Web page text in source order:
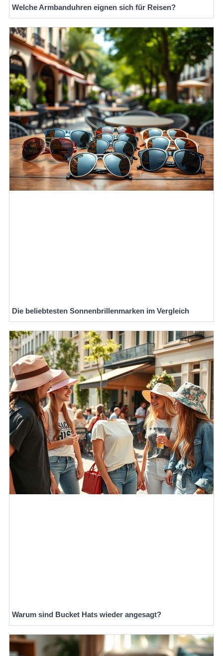
Welche Armbanduhren eignen sich für Reisen?
Die beliebtesten Sonnenbrillenmarken im Vergleich
Warum sind Bucket Hats wieder angesagt?